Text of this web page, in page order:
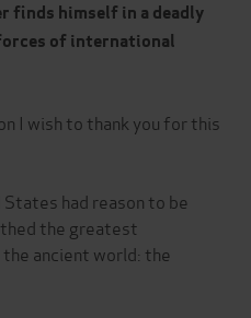
finds himself in a deadly
of international
I wish to thank you for this
had reason to be
the greatest
ancient world: the